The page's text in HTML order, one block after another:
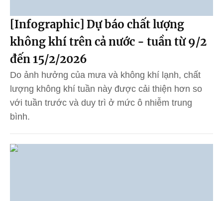
[Infographic] Dự báo chất lượng
không khí trên cả nước - tuần từ 9/2
đến 15/2/2026
Do ảnh hưởng của mưa và không khí lạnh, chất
lượng không khí tuần này được cải thiện hơn so
với tuần trước và duy trì ở mức ô nhiễm trung
bình.